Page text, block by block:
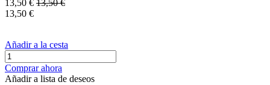
13,50 € 13,50€
13,50 €
Añadir a la cesta
Comprar ahora
Añadir a lista de deseos